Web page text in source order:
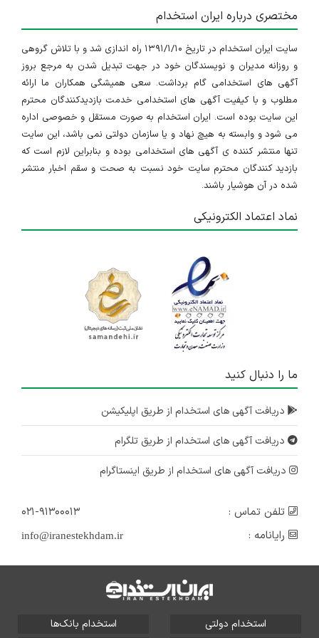
مختصری درباره ایران استخدام
سایت ایران استخدام در تاریخ ۱۳۹۱/۱/۱۰ راه اندازی شد و با تلاش گروهی
و روزانه مدیران و نویسندگان خود در جهت تبدیل شدن به مرجع بروز
آگهی های استخدامی گام برداشت. سعی همیشگی همکاران ما ارائه
مطلوب و با کیفیت آگهی های استخدامی خدمت بازدیدکنندگان محترم
این سایت بوده است. ایران استخدام به صورت مستقل و خصوصی اداره
می شود و وابسته به هیچ نهاد و یا سازمان دولتی نمی باشد، این سایت
تنها منتشر کننده ی آگهی های استخدامی بوده و بنابراین لازم است که
بازدید کنندگان محترم سایت خود نسبت به صحت و سقم اخبار منتشر
شده در آن هوشیار باشند.
نماد اعتماد الکترونیکی
ما را دنبال کنید
دریافت آگهی های استخدام از طریق اپلیکیشن
دریافت آگهی های استخدام از طریق تلگرام
دریافت آگهی های استخدام از طریق اینستاگرام
تلفن تماس :
۰۲۱-۹۱۳۰۰۰۱۳
رایانامه :
info@iranestekhdam.ir
استخدام دولتی استخدام بانک‌ها